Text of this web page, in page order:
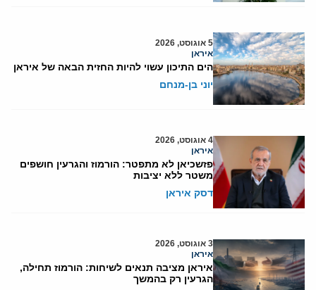
5 אוגוסט, 2026
איראן
הים התיכון עשוי להיות החזית הבאה של איראן
יוני בן-מנחם
4 אוגוסט, 2026
איראן
פזשכיאן לא מתפטר: הורמוז והגרעין חושפים
משטר ללא יציבות
דסק איראן
3 אוגוסט, 2026
איראן
איראן מציבה תנאים לשיחות: הורמוז תחילה,
הגרעין רק בהמשך